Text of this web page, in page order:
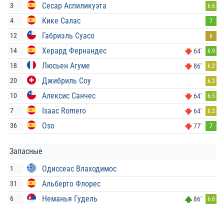
3 Сесар Аспиликуэта 6.6
4 Кике Салас 7
12 Габриэль Суасо 6
14 Херард Фернандес 64' 6.9
18 Люсьен Агуме 86' 6.2
20 Джибриль Соу 6.2
10 Алексис Санчес 64' 6.5
7 Isaac Romero 64' 6.2
36 Oso 77' 7
Запасные
1 Одиссеас Влаходимос
31 Альберто Флорес
6 Неманья Гудель 86' 6.6